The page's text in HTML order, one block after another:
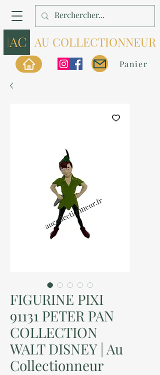
AU COLLECTIONNEUR
Panier
FIGURINE PIXI
91131 PETER PAN
COLLECTION
WALT DISNEY | Au
Collectionneur